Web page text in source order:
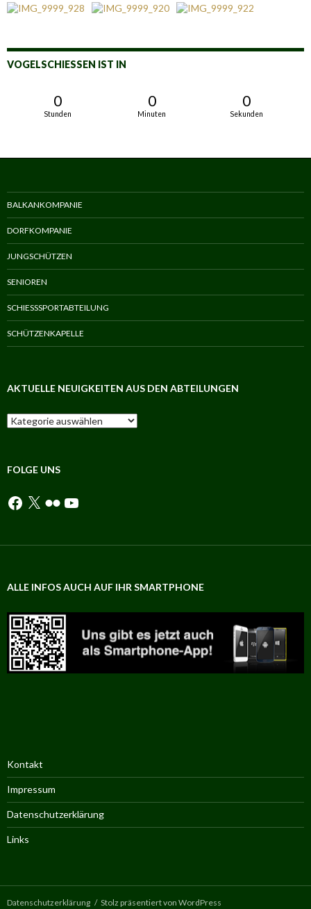
VOGELSCHIESSEN IST IN
0
Stunden
0
Minuten
0
Sekunden
BALKANKOMPANIE
DORFKOMPANIE
JUNGSCHÜTZEN
SENIOREN
SCHIESSSPORTABTEILUNG
SCHÜTZENKAPELLE
AKTUELLE NEUIGKEITEN AUS DEN ABTEILUNGEN
Aktuelle
Neuigkeiten
Abteilungen
FOLGE UNS
Facebook
X FlickrYouTube
ALLE INFOS AUCH AUF IHR SMARTPHONE
Kontakt
Impressum
Datenschutzerklärung
Links
Datenschutzerklärung Stolz präsentiert von WordPress